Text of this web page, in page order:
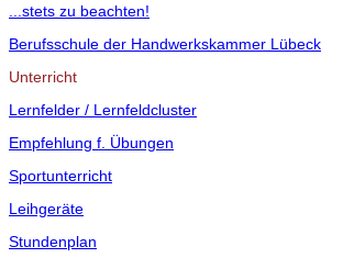
...stets zu beachten!
Berufsschule der Handwerkskammer Lübeck
Unterricht
Lernfelder / Lernfeldcluster
Empfehlung f. Übungen
Sportunterricht
Leihgeräte
Stundenplan